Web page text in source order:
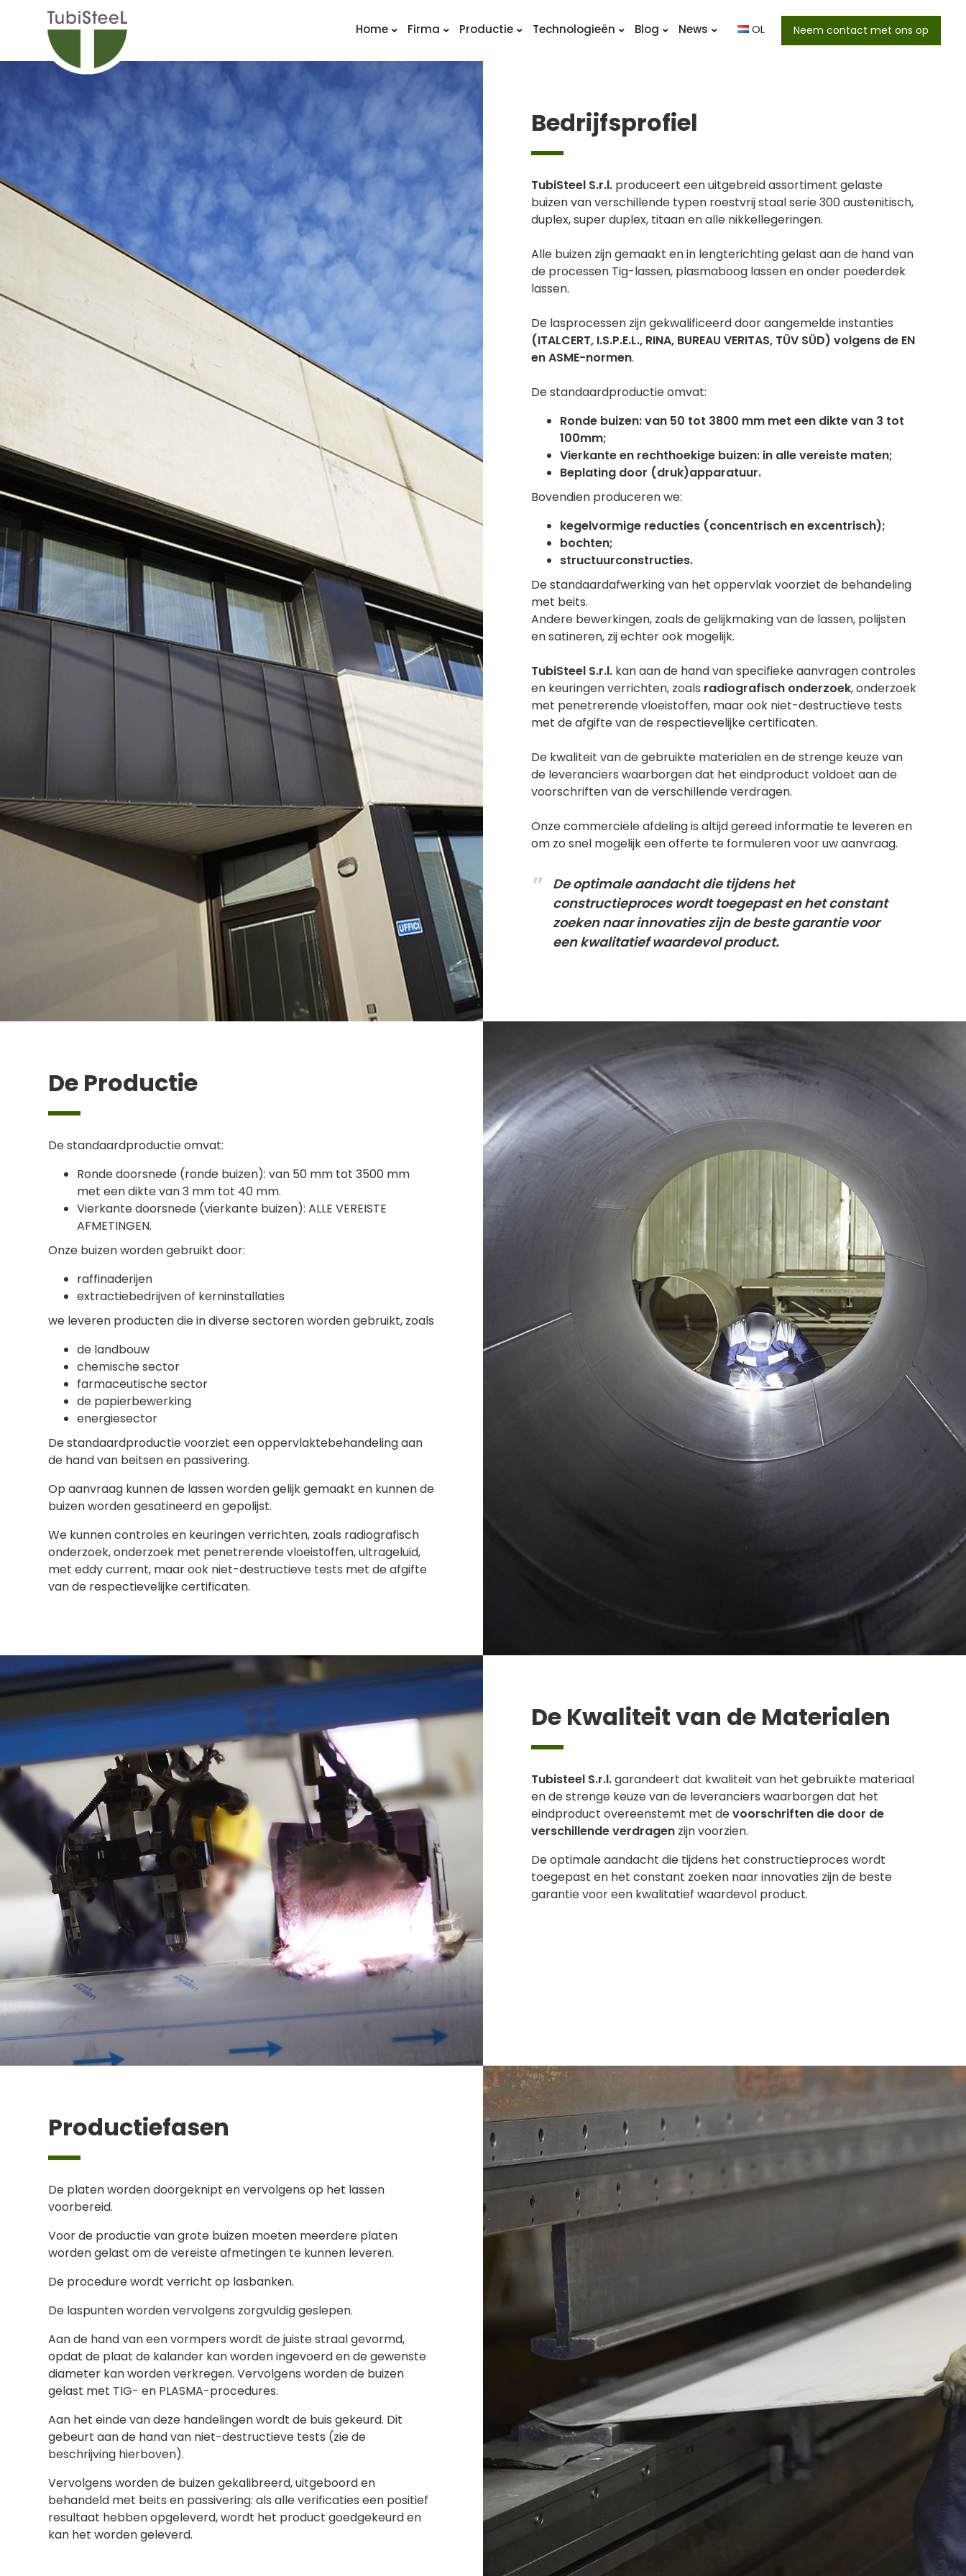
OL Neem contact met ons op
Home Firma Productie Technologieën Blog News
Bedrijfsprofiel
TubiSteel S.r.l. produceert een uitgebreid assortiment gelaste
buizen van verschillende typen roestvrij staal serie 300 austenitisch,
duplex, super duplex, titaan en alle nikkellegeringen.
Alle buizen zijn gemaakt en in lengterichting gelast aan de hand van
de processen Tig-lassen, plasmaboog lassen en onder poederdek
lassen.
De lasprocessen zijn gekwalificeerd door aangemelde instanties
(ITALCERT, I.S.P.E.L., RINA, BUREAU VERITAS, TÜV SÜD) volgens de EN
en ASME-normen.
De standaardproductie omvat:
Ronde buizen: van 50 tot 3800 mm met een dikte van 3 tot
100mm;
Vierkante en rechthoekige buizen: in alle vereiste maten;
Beplating door (druk)apparatuur.
Bovendien produceren we:
kegelvormige reducties (concentrisch en excentrisch);
bochten;
structuurconstructies.
De standaardafwerking van het oppervlak voorziet de behandeling
met beits.
Andere bewerkingen, zoals de gelijkmaking van de lassen, polijsten
en satineren, zij echter ook mogelijk.
TubiSteel S.r.l. kan aan de hand van specifieke aanvragen controles
en keuringen verrichten, zoals radiografisch onderzoek, onderzoek
met penetrerende vloeistoffen, maar ook niet-destructieve tests
met de afgifte van de respectievelijke certificaten.
De kwaliteit van de gebruikte materialen en de strenge keuze van
de leveranciers waarborgen dat het eindproduct voldoet aan de
voorschriften van de verschillende verdragen.
Onze commerciële afdeling is altijd gereed informatie te leveren en
om zo snel mogelijk een offerte te formuleren voor uw aanvraag.
De optimale aandacht die tijdens het
constructieproces wordt toegepast en het constant
zoeken naar innovaties zijn de beste garantie voor
een kwalitatief waardevol product.
De Productie
De standaardproductie omvat:
Ronde doorsnede (ronde buizen): van 50 mm tot 3500 mm
met een dikte van 3 mm tot 40 mm.
Vierkante doorsnede (vierkante buizen): ALLE VEREISTE
AFMETINGEN.
Onze buizen worden gebruikt door:
raffinaderijen
extractiebedrijven of kerninstallaties
we leveren producten die in diverse sectoren worden gebruikt, zoals
de landbouw
chemische sector
farmaceutische sector
de papierbewerking
energiesector
De standaardproductie voorziet een oppervlaktebehandeling aan
de hand van beitsen en passivering.
Op aanvraag kunnen de lassen worden gelijk gemaakt en kunnen de
buizen worden gesatineerd en gepolijst.
We kunnen controles en keuringen verrichten, zoals radiografisch
onderzoek, onderzoek met penetrerende vloeistoffen, ultrageluid,
met eddy current, maar ook niet-destructieve tests met de afgifte
van de respectievelijke certificaten.
De Kwaliteit van de Materialen
Tubisteel S.r.l.garandeert dat kwaliteit van het gebruikte materiaal
en de strenge keuze van de leveranciers waarborgen dat het
eindproduct overeenstemt met devoorschriften die door de
verschillende verdragen zijn voorzien.
De optimale aandacht die tijdens het constructieproces wordt
toegepast en het constant zoeken naar innovaties zijn de beste
garantie voor een kwalitatief waardevol product.
Productiefasen
De platen worden doorgeknipt en vervolgens op het lassen
voorbereid.
Voor de productie van grote buizen moeten meerdere platen
worden gelast om de vereiste afmetingen te kunnen leveren.
De procedure wordt verricht op lasbanken.
De laspunten worden vervolgens zorgvuldig geslepen.
Aan de hand van een vormpers wordt de juiste straal gevormd,
opdat de plaat de kalander kan worden ingevoerd en de gewenste
diameter kan worden verkregen. Vervolgens worden de buizen
gelast met TIG- en PLASMA-procedures.
Aan het einde van deze handelingen wordt de buis gekeurd. Dit
gebeurt aan de hand van niet-destructieve tests (zie de
beschrijving hierboven).
Vervolgens worden de buizen gekalibreerd, uitgeboord en
behandeld met beits en passivering: als alle verificaties een positief
resultaat hebben opgeleverd, wordt het product goedgekeurd en
kan het worden geleverd.